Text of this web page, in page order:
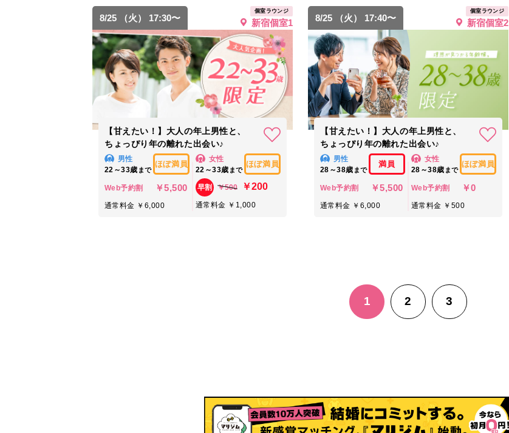
8/25 （火） 17:30〜
個室ラウンジ
新宿個室1
【甘えたい！】大人の年上男性と、
ちょっぴり年の離れた出会い♪
男性
22～33歳 まで
ほぼ満員
Web予約割 ￥5,500
通常料金 ￥6,000
女性
22～33歳 まで
ほぼ満員
早割 ￥500 ￥200
通常料金 ￥1,000
8/25 （火） 17:40〜
個室ラウンジ
新宿個室2
【甘えたい！】大人の年上男性と、
ちょっぴり年の離れた出会い♪
男性
28～38歳 まで
満員
Web予約割 ￥5,500
通常料金 ￥6,000
女性
28～38歳 まで
ほぼ満員
Web予約割 ￥0
通常料金 ￥500
1 2 3